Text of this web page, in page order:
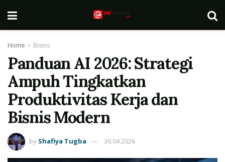
Home Bisnis
Panduan AI 2026: Strategi
Ampuh Tingkatkan
Produktivitas Kerja dan
Bisnis Modern
by Shafiya Tugba 30.04.2026